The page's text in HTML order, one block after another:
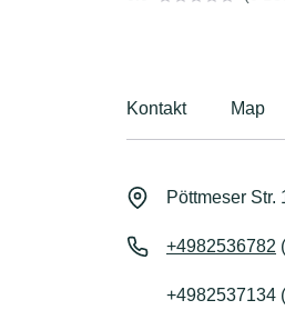
Kontakt Map
Pöttmeser Str.
+4982536782
+4982537134